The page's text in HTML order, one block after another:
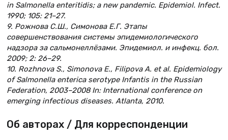
in Salmonella enteritidis; a new pandemic. Epidemiol. Infect.
1990; 105: 21–27.
9. Рожнова С.Ш., Симонова Е.Г. Этапы
совершенствования системы эпидемиологического
надзора за сальмонеллёзами. Эпидемиол. и инфекц. бол.
2009; 2: 26–29.
10. Rozhnova S., Simonova E., Filipova А. et al. Epidemiology
of Salmonella enterica serotype Infantis in the Russian
Federation, 2003–2008 In: International conference on
emerging infectious diseases. Atlanta, 2010.
Об авторах / Для корреспонденции